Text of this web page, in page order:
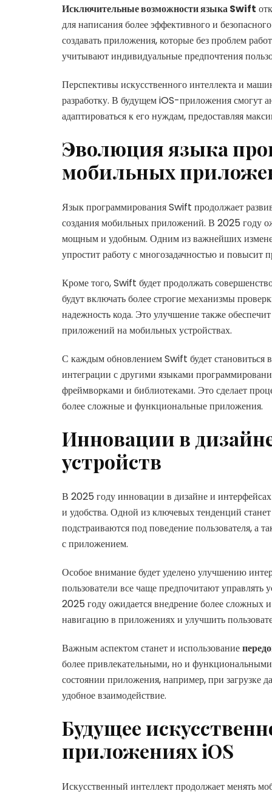
Исключительные возможности языка Swift
для написания более эффективного и
создавать приложения, которые без проблем
учитывают индивидуальные предпочтения
Перспективы искусственного интеллекта и
разработку. В будущем iOS-приложения смогут
адаптироваться к его нуждам, предоставляя
Эволюция языка
мобильных
Язык программирования Swift продолжает
создания мобильных приложений. В 2025 году
мощным и удобным. Одним из важнейших
упростит работу с многозадачностью и повысит
Кроме того, Swift будет продолжать
будут включать более строгие механизмы
надежность кода. Это улучшение также
приложений на мобильных устройствах.
С каждым обновлением Swift будет становиться
интеграции с другими языками
фреймворками и библиотеками. Это сделает
более сложные и функциональные приложения.
Инновации в
устройств
В 2025 году инновации в дизайне и
и удобства. Одной из ключевых тенденций
подстраиваются под поведение пользователя, а
с приложением.
Особое внимание будет уделено улучшению
пользователи все чаще предпочитают
2025 году ожидается внедрение более сложных
навигацию в приложениях и улучшить
Важным аспектом станет и использование
более привлекательными, но и
состоянии приложения, например, при загрузке
удобное взаимодействие.
Будущее
приложениях iOS
Искусственный интеллект продолжает менять